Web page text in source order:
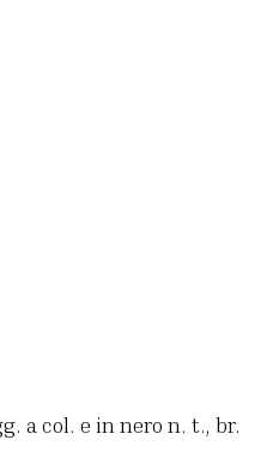
a col. e in nero n. t., br.